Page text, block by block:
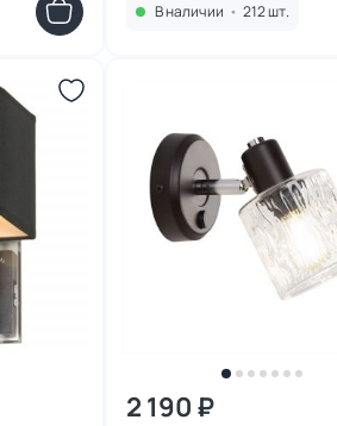
В наличии • 212 шт.
2 190 ₽